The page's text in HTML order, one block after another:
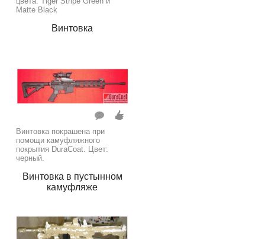
Matte Black
Винтовка
Винтовка покрашена при
помощи камуфляжного
покрытия DuraCoat. Цвет:
черный.
Винтовка в пустынном
камуфляже